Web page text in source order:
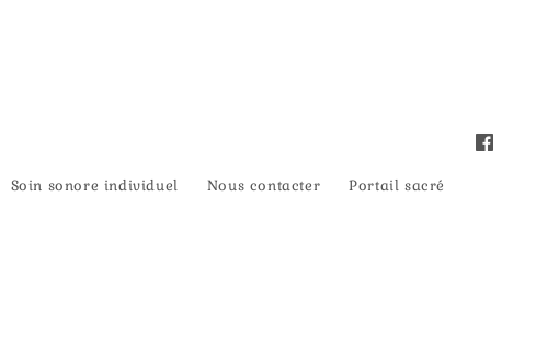
Soin sonore individuel Nous contacter Portail sacré